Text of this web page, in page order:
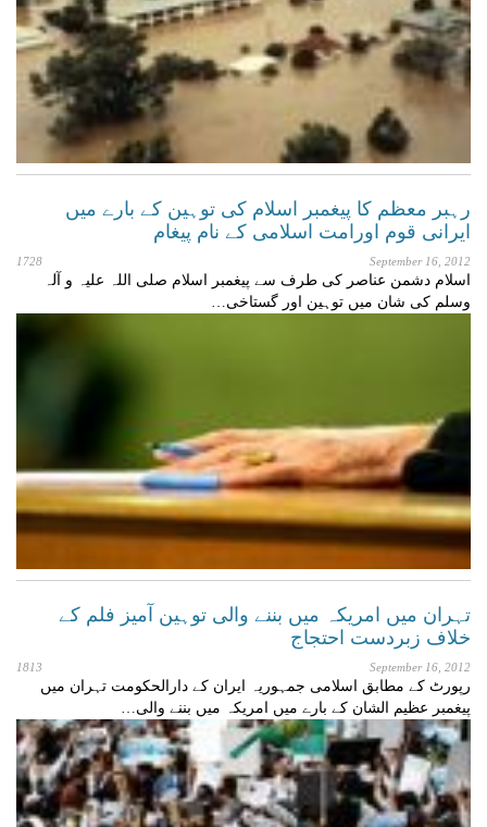
رہبر معظم کا پیغمبر اسلام کی توہین کے بارے میں
ایرانی قوم اورامت اسلامی کے نام پیغام
September 16, 2012
1728
اسلام دشمن عناصر کی طرف سے پیغمبر اسلام صلی اللہ علیہ و آلہ
وسلم کی شان میں توہین اور گستاخی…
تہران میں امریکہ میں بننے والی توہین آمیز فلم کے
خلاف زبردست احتجاج
September 16, 2012
1813
رپورٹ کے مطابق اسلامی جمہوریہ ایران کے دارالحکومت تہران میں
پیغمبر عظیم الشان کے بارے میں امریکہ میں بننے والی…